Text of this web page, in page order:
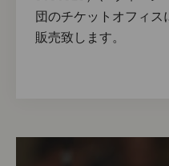
団のチケットオフィ
販売致します。